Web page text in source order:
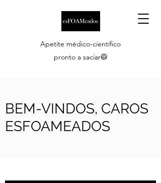
Apetite médico-científico
pronto a saciar🥼
BEM-VINDOS, CAROS
ESFOAMEADOS